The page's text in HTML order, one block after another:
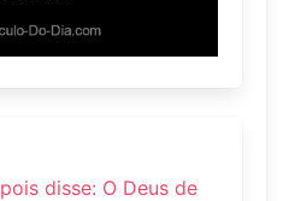
disse: O Deus de